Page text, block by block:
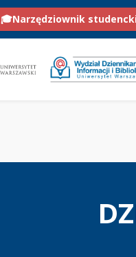
🎓Narzędziownik studencki